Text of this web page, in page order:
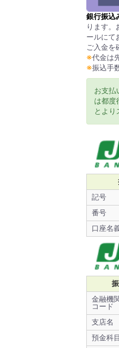
銀行振込
ります。
ールにて
ご入金を
※代金は
※振込手
お支払
は都度
とより
記号
番号
口座名
金融機
コード
支店名
預金科目